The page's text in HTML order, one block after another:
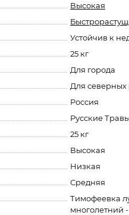
Высокая
Устойчив к
25 кг
Для города
Для северных
Россия
Русские Травы
25 кг
Высокая
Низкая
Средняя
Тимофеевка
многолетний